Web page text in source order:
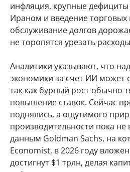
инфляция, крупные
Ираном и введение торговых
обслуживание долгов
не торопятся урезать
Аналитики указывают, что
экономики за счет ИИ может
так как бурный рост обычно
повышение ставок. Сейчас
поднялись, а ощутимого
производительности пока не
данным Goldman Sachs, на
Economist, в 2026 году
достигнут $1 трлн, делая